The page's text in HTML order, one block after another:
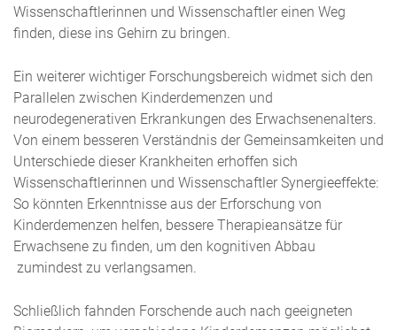
Wissenschaftlerinnen und Wissenschaftler einen Weg
finden, diese ins Gehirn zu bringen.
Ein weiterer wichtiger Forschungsbereich widmet sich den
Parallelen zwischen Kinderdemenzen und
neurodegenerativen Erkrankungen des Erwachsenenalters.
Von einem besseren Verständnis der Gemeinsamkeiten und
Unterschiede dieser Krankheiten erhoffen sich
Wissenschaftlerinnen und Wissenschaftler Synergieeffekte:
So könnten Erkenntnisse aus der Erforschung von
Kinderdemenzen helfen, bessere Therapieansätze für
Erwachsene zu finden, um den kognitiven Abbau
zumindest zu verlangsamen.
Schließlich fahnden Forschende auch nach geeigneten